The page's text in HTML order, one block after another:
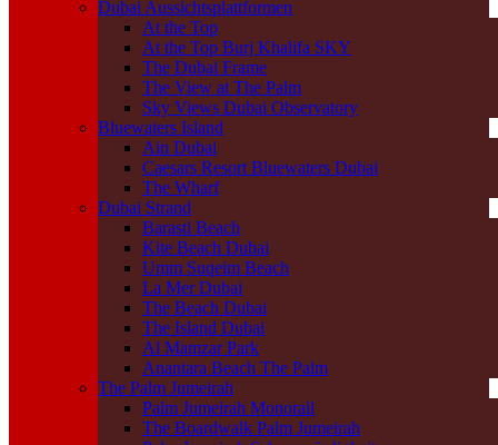
Dubai Aussichtsplattformen
At the Top
At the Top Burj Khalifa SKY
The Dubai Frame
The View at The Palm
Sky Views Dubai Observatory
Bluewaters Island
Ain Dubai
Caesars Resort Bluewaters Dubai
The Wharf
Dubai Strand
Barasti Beach
Kite Beach Dubai
Umm Suqeim Beach
La Mer Dubai
The Beach Dubai
The Island Dubai
Al Mamzar Park
Anantara Beach The Palm
The Palm Jumeirah
Palm Jumeirah Monorail
The Boardwalk Palm Jumeirah